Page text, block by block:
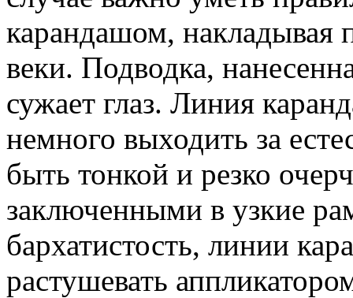
карандашом, накладывая
веки. Подводка,
сужает глаз. Линия
немного выходить за
быть тонкой и резко
заключенными в узкие
бархатистость, линии
растушевать